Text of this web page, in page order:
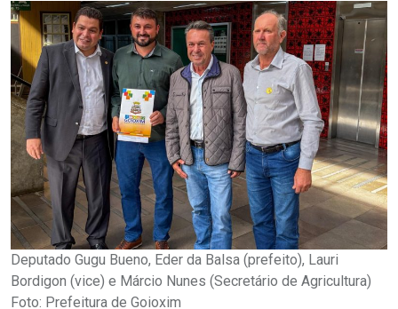
Deputado Gugu Bueno, Eder da Balsa (prefeito), Lauri
Bordigon (vice) e Márcio Nunes (Secretário de Agricultura)
Foto: Prefeitura de Goioxim